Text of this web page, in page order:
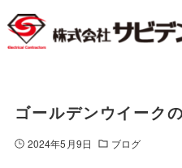
ゴールデンウイーク
2024年5月9日 ブログ